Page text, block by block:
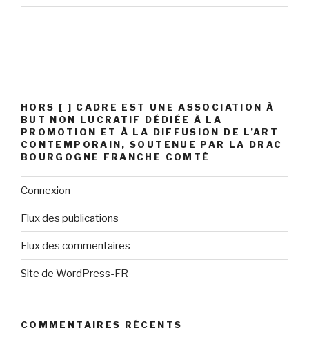
HORS [ ] CADRE EST UNE ASSOCIATION À
BUT NON LUCRATIF DÉDIÉE À LA
PROMOTION ET À LA DIFFUSION DE L’ART
CONTEMPORAIN, SOUTENUE PAR LA DRAC
BOURGOGNE FRANCHE COMTÉ
Connexion
Flux des publications
Flux des commentaires
Site de WordPress-FR
COMMENTAIRES RÉCENTS